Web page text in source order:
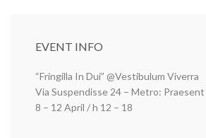
EVENT INFO
“Fringilla In Dui” @Vestibulum Viverra
Via Suspendisse 24 – Metro: Praesent
8 – 12 April / h 12 – 18